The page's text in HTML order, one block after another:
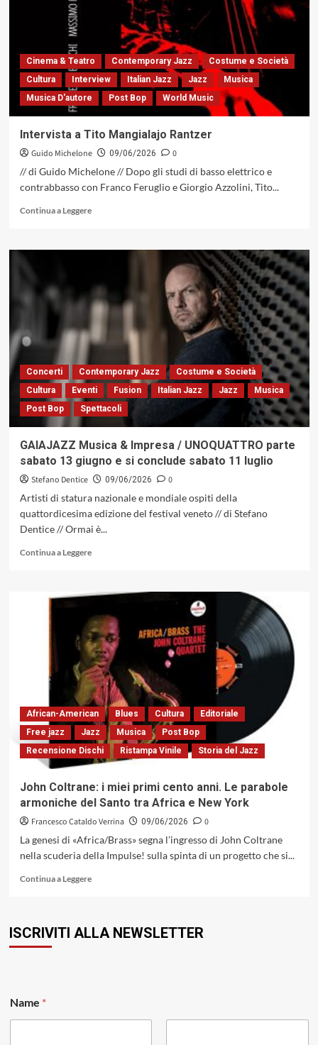
Cinema & Teatro Contemporary Jazz
Costume e Società
Cultura
Interview Italian Jazz Jazz
Musica
Musica D'autore
Post Bop World Music
Intervista a Tito Mangialajo Rantzer
Guido Michelone 09/06/2026
0
// di Guido Michelone // Dopo gli studi di basso elettrico e
contrabbasso con Franco Feruglio e Giorgio Azzolini, Tito...
Continua a LeggereLeggi
su
Tito
Mangialajo
Concerti Contemporary Jazz
Costume e Società
Cultura
Eventi Fusion Italian Jazz Jazz
Musica
Post Bop
Spettacoli
GAIAJAZZ Musica & Impresa / UNOQUATTRO parte
sabato 13 giugno e si conclude sabato 11 luglio
Stefano Dentice 09/06/2026
0
Artisti di statura nazionale e mondiale ospiti della
quattordicesima edizione del festival veneto // di Stefano
Dentice // Ormai è...
Continua a LeggereLeggi
su
Musica
&
Impresa
/
UNOQUATTRO
parte
sabato
13
giugno
e
si
conclude
11
luglio
African-American Blues Cultura
Editoriale
Free jazz
Jazz Musica
Post Bop
Recensione Dischi
Ristampa Vinile Storia del Jazz
John Coltrane: i miei primi cento anni. Le parabole
armoniche del Santo tra Africa e New York
Francesco Cataldo Verrina 09/06/2026
0
La genesi di «Africa/Brass» segna l’ingresso di John Coltrane
nella scuderia della Impulse! sulla spinta di un progetto che si...
Continua a LeggereLeggi
John
ISCRIVITI ALLA NEWSLETTER
m
a
Name *